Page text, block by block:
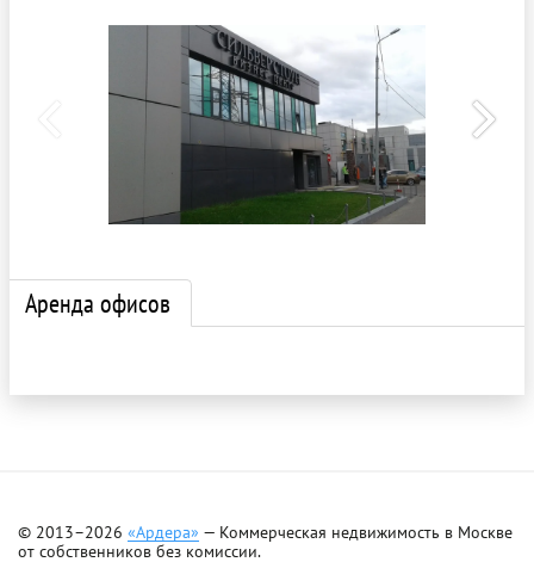
Аренда офисов
© 2013–2026 «Ардера» — Коммерческая недвижимость в Москве
от собственников без комиссии.